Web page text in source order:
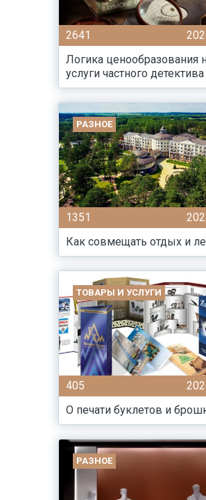
2641
Логика ценообразования
услуги частного детектива
РАЗНОЕ
1351
Как совмещать отдых и
ТОВАРЫ И УСЛУГИ
405
О печати буклетов и
РАЗНОЕ